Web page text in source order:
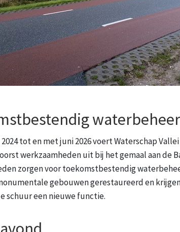
waterbeheer
tot en met juni 2026 voert Waterschap
werkzaamheden uit bij het gemaal aan de
zorgen voor toekomstbestendig
gebouwen gerestaureerd en
schuur een nieuwe functie.